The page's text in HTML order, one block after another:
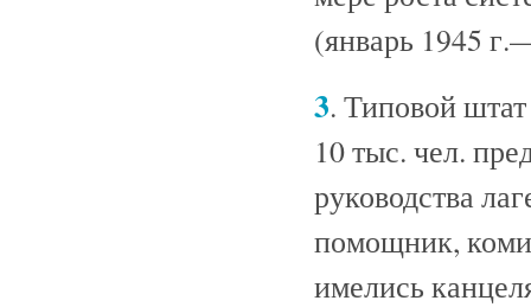
(январь 1945
3. Типовой
10 тыс. чел.
руководства
помощник,
имелись